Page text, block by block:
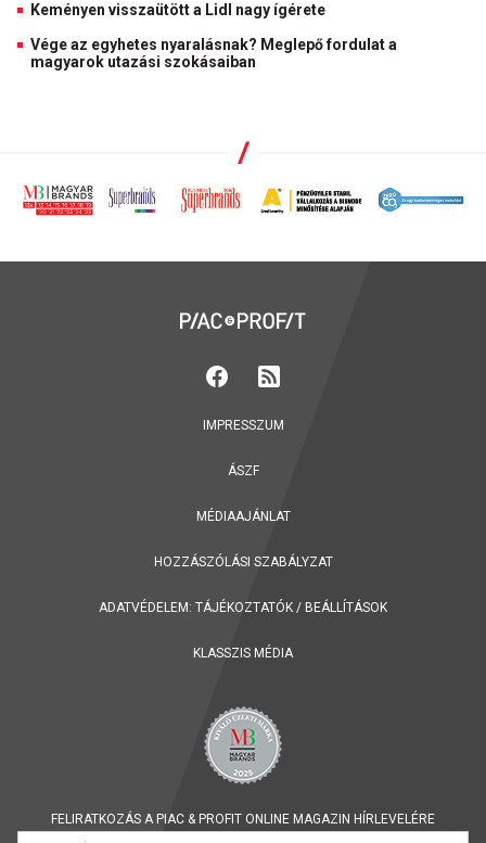
Keményen visszaütött a Lidl nagy ígérete
Vége az egyhetes nyaralásnak? Meglepő fordulat a
magyarok utazási szokásaiban
IMPRESSZUM
ÁSZF
MÉDIAAJÁNLAT
HOZZÁSZÓLÁSI SZABÁLYZAT
ADATVÉDELEM: TÁJÉKOZTATÓK / BEÁLLÍTÁSOK
KLASSZIS MÉDIA
FELIRATKOZÁS A PIAC & PROFIT ONLINE MAGAZIN HÍRLEVELÉRE